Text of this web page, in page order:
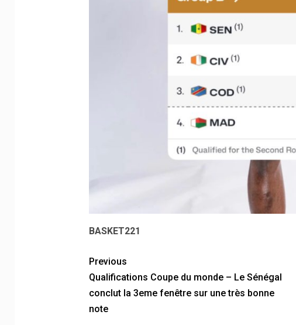
BASKET221
Previous
Qualifications Coupe du monde – Le Sénégal
conclut la 3eme fenêtre sur une très bonne
note